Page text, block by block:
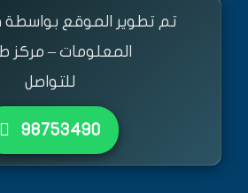
تم تطوير الموقع
المعلومات – مركز
للتواصل
٩٨٧٥٣٤٩٠